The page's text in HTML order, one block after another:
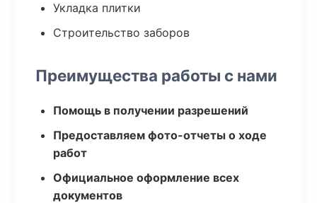
Укладка плитки
Строительство заборов
Преимущества работы с нами
Помощь в получении разрешений
Предоставляем фото-отчеты о ходе
работ
Официальное оформление всех
документов